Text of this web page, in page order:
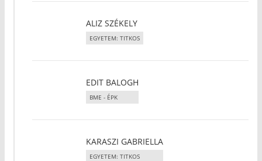
ALIZ SZÉKELY
EGYETEM: TITKOS
EDIT BALOGH
BME - ÉPK
KARASZI GABRIELLA
EGYETEM: TITKOS